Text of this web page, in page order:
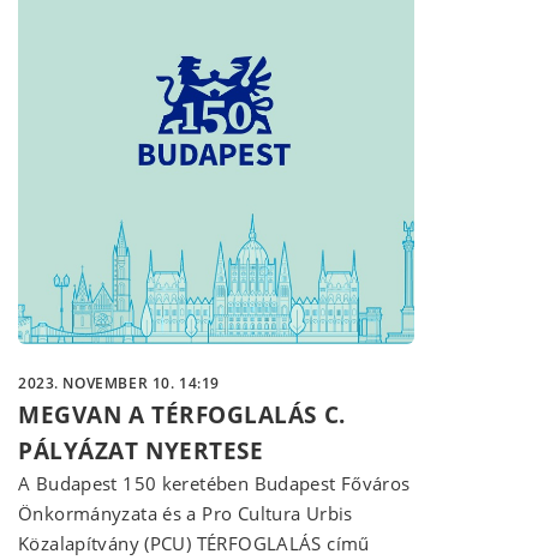
2023. NOVEMBER 10. 14:19
MEGVAN A TÉRFOGLALÁS C.
PÁLYÁZAT NYERTESE
A Budapest 150 keretében Budapest Főváros
Önkormányzata és a Pro Cultura Urbis
Közalapítvány (PCU) TÉRFOGLALÁS című